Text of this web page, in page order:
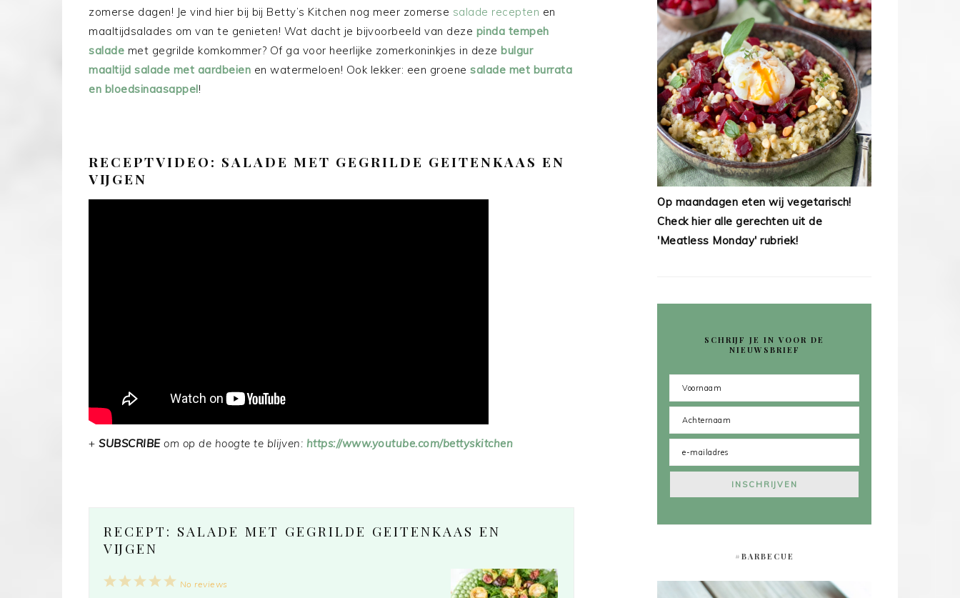
zomerse dagen! Je vind hier bij bij Betty’s Kitchen nog meer zomerse salade recepten en
maaltijdsalades om van te genieten! Wat dacht je bijvoorbeeld van deze pinda tempeh
salade met gegrilde komkommer? Of ga voor heerlijke zomerkoninkjes in deze bulgur
maaltijd salade met aardbeien en watermeloen! Ook lekker: een groene salade met burrata
en bloedsinaasappel!
RECEPTVIDEO: SALADE MET GEGRILDE GEITENKAAS EN
VIJGEN
+ SUBSCRIBEom op de hoogte te blijven: https://www.youtube.com/bettyskitchen
RECEPT: SALADE MET GEGRILDE GEITENKAAS EN
VIJGEN
5
4
3
2
1
No reviews
Op maandagen eten wij vegetarisch!
Check hier alle gerechten uit de
'Meatless Monday' rubriek!
SCHRIJF JE IN VOOR DE
NIEUWSBRIEF
#BARBECUE